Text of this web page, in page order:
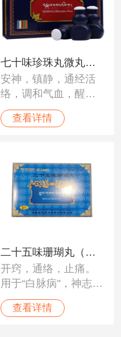
七十味珍珠丸微丸
（甘露）
安神，镇静，通经活
络，调和气血，醒脑
开窍。用于“黑白脉
病”、“龙血”不调；中
脑震荡、心脏病、高
血压及神经性障碍。
查看详情
二十五味珊瑚丸（太
极）
开窍，通络，止痛。
用于“白脉病"，神志不
清，身体麻木，头昏
目眩，脑部疼痛，血
查看详情